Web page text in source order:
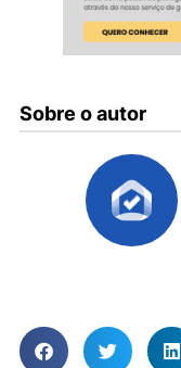
Sobre o autor